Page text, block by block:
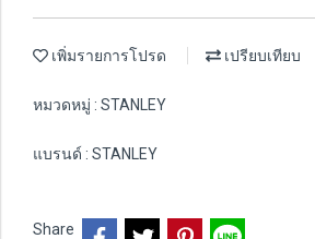
เพิ่มรายการโปรด เปรียบเทียบ
หมวดหมู่ : STANLEY
แบรนด์ : STANLEY
Share